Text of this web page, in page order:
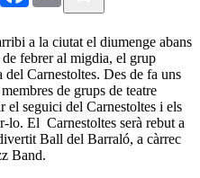
a la ciutat el diumenge abans
febrer al migdia, el grup
del Carnestoltes. Des de fa uns
de grups de teatre
el seguici del Carnestoltes i els
lo. El Carnestoltes serà rebut a
Ball del Barraló, a càrrec
Band.